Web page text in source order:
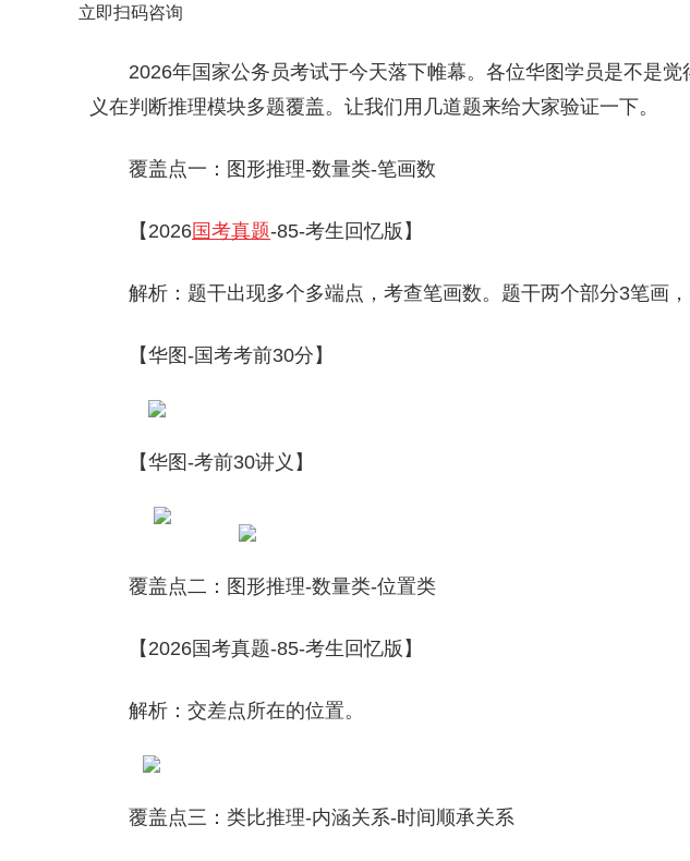
立即扫码咨询
2026年国家公务员考试于今天落下帷幕。各位华图学员是不是
义在判断推理模块多题覆盖。让我们用几道题来给大家验证一下。
覆盖点一：图形推理-数量类-笔画数
【2026国考真题-85-考生回忆版】
解析：题干出现多个多端点，考查笔画数。题干两个部分3笔画，
【华图-国考考前30分】
【华图-考前30讲义】
覆盖点二：图形推理-数量类-位置类
【2026国考真题-85-考生回忆版】
解析：交差点所在的位置。
覆盖点三：类比推理-内涵关系-时间顺承关系